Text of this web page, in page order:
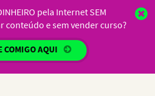
pela Internet SEM
conteúdo e sem vender curso?
COMIGO AQUI